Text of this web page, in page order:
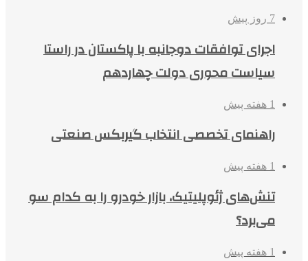
7 روز پیش
اجرای توافقات دوجانبه با پاکستان در راستا
سیاست محوری دولت چهاردهم
1 هفته پیش
راهنمای تخصصی انتخاب گیربکس صنعتی
1 هفته پیش
تنش‌های ژئوپلیتیک، بازار خودرو را به کدام سو
می‌برد؟
1 هفته پیش